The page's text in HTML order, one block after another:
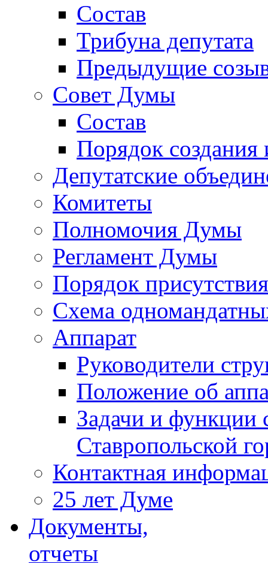
Состав
Трибуна депутата
Предыдущие
Совет Думы
Состав
Порядок создания
Депутатские
Комитеты
Полномочия Думы
Регламент Думы
Порядок
Схема
Аппарат
Руководители
Положение об
Задачи и функции
Ставропольской
Контактная
25 лет Думе
Документы,
отчеты